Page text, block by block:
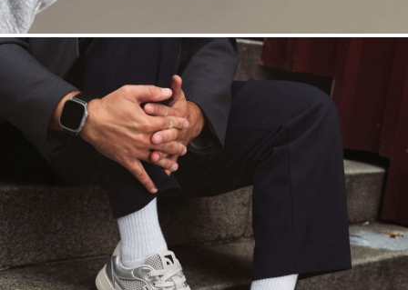
DROPSTA
Racines sur le terrain. Nuits sur le bitume.
Noir sur noir.
DÉCOUVRE DROPSTA →